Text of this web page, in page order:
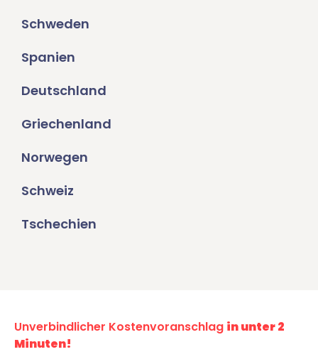
Schweden
Spanien
Deutschland
Griechenland
Norwegen
Schweiz
Tschechien
Unverbindlicher Kostenvoranschlag in unter 2
Minuten!